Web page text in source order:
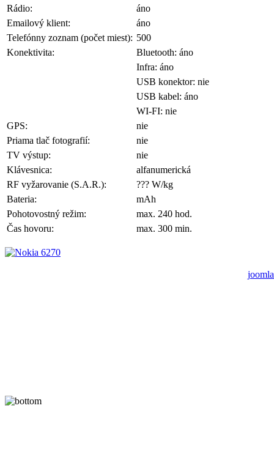
Rádio:
áno
Emailový klient:
áno
Telefónny zoznam (počet miest): 500
Konektivita:
Bluetooth: áno
Infra: áno
USB konektor: nie
USB kabel: áno
WI-FI: nie
GPS:
nie
Priama tlač fotografií:
nie
TV výstup:
nie
Klávesnica:
alfanumerická
RF vyžarovanie (S.A.R.):
??? W/kg
Bateria:
mAh
Pohotovostný režim:
max. 240 hod.
Čas hovoru:
max. 300 min.